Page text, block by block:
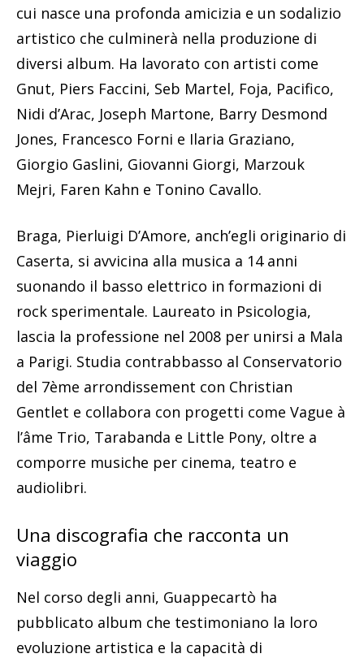
cui nasce una profonda amicizia e un sodalizio
artistico che culminerà nella produzione di
diversi album. Ha lavorato con artisti come
Gnut, Piers Faccini, Seb Martel, Foja, Pacifico,
Nidi d’Arac, Joseph Martone, Barry Desmond
Jones, Francesco Forni e Ilaria Graziano,
Giorgio Gaslini, Giovanni Giorgi, Marzouk
Mejri, Faren Kahn e Tonino Cavallo.
Braga, Pierluigi D’Amore, anch’egli originario di
Caserta, si avvicina alla musica a 14 anni
suonando il basso elettrico in formazioni di
rock sperimentale. Laureato in Psicologia,
lascia la professione nel 2008 per unirsi a Mala
a Parigi. Studia contrabbasso al Conservatorio
del 7ème arrondissement con Christian
Gentlet e collabora con progetti come Vague à
l’âme Trio, Tarabanda e Little Pony, oltre a
comporre musiche per cinema, teatro e
audiolibri.
Una discografia che racconta un
viaggio
Nel corso degli anni, Guappecartò ha
pubblicato album che testimoniano la loro
evoluzione artistica e la capacità di